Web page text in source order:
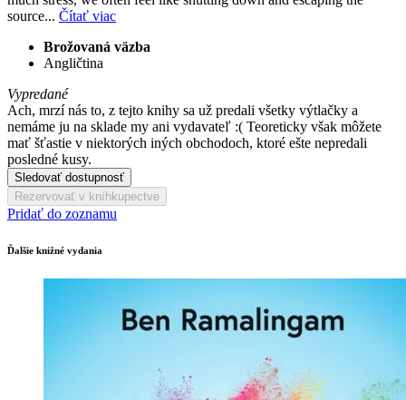
source... Čítať viac
Brožovaná väzba
Angličtina
Vypredané
Ach, mrzí nás to, z tejto knihy sa už predali všetky výtlačky a
nemáme ju na sklade my ani vydavateľ :( Teoreticky však môžete
mať šťastie v niektorých iných obchodoch, ktoré ešte nepredali
posledné kusy.
Sledovať dostupnosť
Rezervovať v kníhkupectve
Pridať do zoznamu
Ďalšie knižné vydania